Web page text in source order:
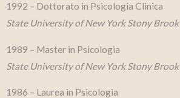
1992 – Dottorato in Psicologia Clinica
State University of New York Stony Brook
1989 – Master in Psicologia
State University of New York Stony Brook
1986 – Laurea in Psicologia